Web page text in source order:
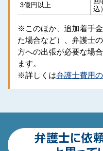
3億円以上
込）
※このほか、追加着手
た場合など）、弁護士
方への出張が必要な場
ます。
※詳しくは弁護士費用